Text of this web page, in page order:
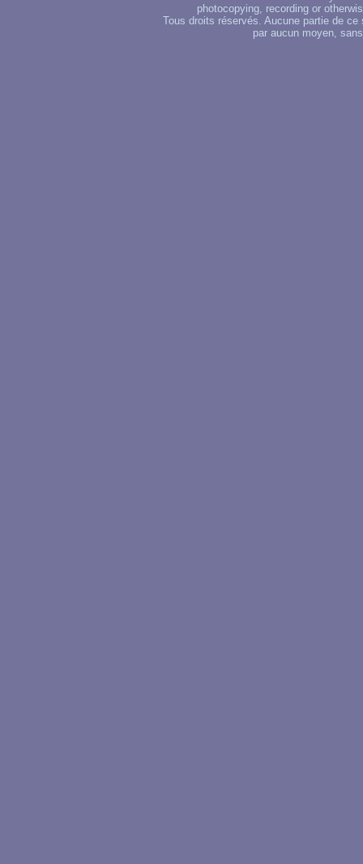
photocopying, recording or
Tous droits réservés. Aucune partie de
par aucun moyen,